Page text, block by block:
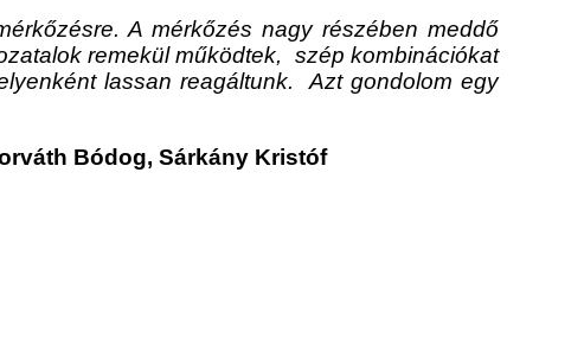
A mérkőzés nagy részében meddő
remekül működtek, szép kombinációkat
lassan reagáltunk. Azt gondolom egy
Bódog, Sárkány Kristóf